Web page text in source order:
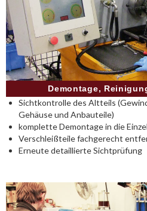
Demontage,
Sichtkontrolle des Altteils
Gehäuse und Anbauteile)
komplette Demontage in die
Verschleißteile fachgerecht
Erneute detaillierte Sichtprüfung